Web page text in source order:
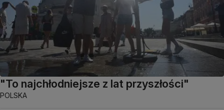
"To najchłodniejsze z lat przyszłości"
POLSKA